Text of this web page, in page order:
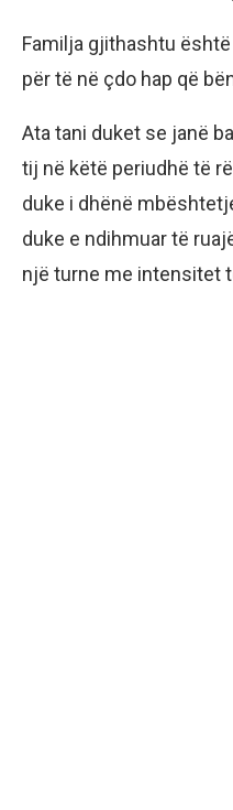
Familja gjithashtu
për të në çdo hap që
Ata tani duket se janë
tij në këtë periudhë të
duke i dhënë
duke e ndihmuar të
një turne me intensitet